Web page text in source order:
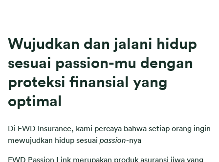
Wujudkan dan jalani hidup
sesuai passion-mu dengan
proteksi finansial yang
optimal
Di FWD Insurance, kami percaya bahwa setiap orang ingin
mewujudkan hidup sesuai passion-nya
FWD Passion Link merupakan produk asuransi jiwa yang